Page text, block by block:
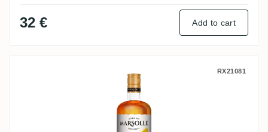
32 € Add to cart
Domaine de Séverin Marsolle No. 02
RX21081